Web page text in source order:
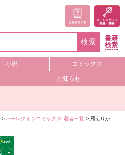
検索
書籍
検索
小説 コミックス
お知らせ
ハーレクインコミックス 著者一覧 雁えりか